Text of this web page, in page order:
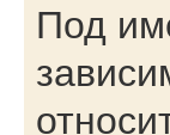
Под